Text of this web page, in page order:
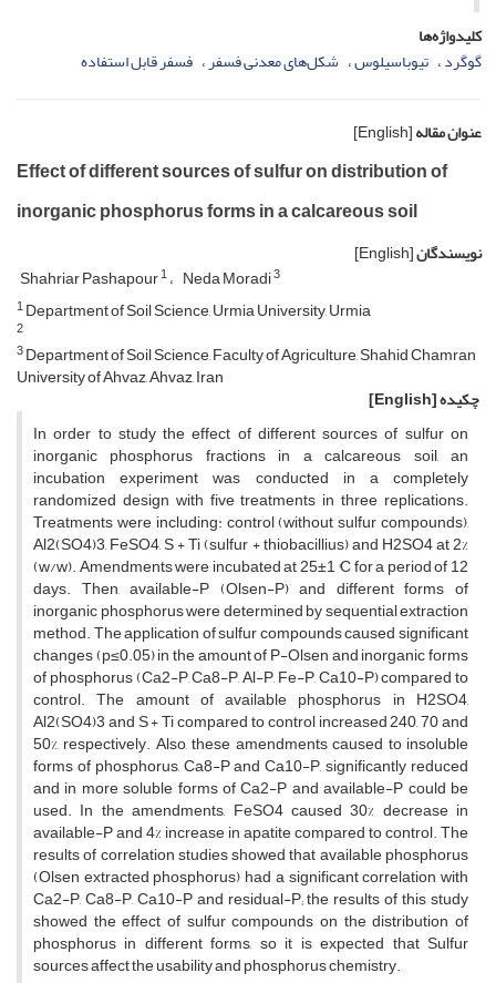
کلیدواژه‌ها
گوگرد تیوباسیلوس شکل‌های معدنی فسفر فسفر قابل استفاده
عنوان مقاله[English]
Effect of different sources of sulfur on distribution of
inorganic phosphorus forms in a calcareous soil
نویسندگان[English]
Shahriar Pashapour1 Neda Moradi3
1Department of Soil Science, Urmia University, Urmia
2
3Department of Soil Science, Faculty of Agriculture, Shahid Chamran
University of Ahvaz, Ahvaz, Iran
چکیده[English]
In order to study the effect of different sources of sulfur on
inorganic phosphorus fractions in a calcareous soil, an
incubation experiment was conducted in a completely
randomized design with five treatments in three replications.
Treatments were including: control (without sulfur compounds),
Al2(SO4)3, FeSO4, S + Ti (sulfur + thiobacillius) and H2SO4 at 2%
(w/w). Amendments were incubated at 25±1 °C for a period of 12
days. Then, available-P (Olsen-P) and different forms of
inorganic phosphorus were determined by sequential extraction
method. The application of sulfur compounds caused significant
changes (p≤0.05) in the amount of P-Olsen and inorganic forms
of phosphorus (Ca2-P, Ca8-P, Al-P, Fe-P, Ca10-P) compared to
control. The amount of available phosphorus in H2SO4,
Al2(SO4)3 and S + Ti compared to control increased 240, 70 and
50%, respectively. Also, these amendments caused to insoluble
forms of phosphorus, Ca8-P and Ca10-P, significantly reduced
and in more soluble forms of Ca2-P and available-P could be
used. In the amendments, FeSO4 caused 30% decrease in
available-P and 4% increase in apatite compared to control. The
results of correlation studies showed that available phosphorus
(Olsen extracted phosphorus) had a significant correlation with
Ca2-P, Ca8-P, Ca10-P and residual-P; the results of this study
showed the effect of sulfur compounds on the distribution of
phosphorus in different forms, so it is expected that Sulfur
sources affect the usability and phosphorus chemistry.